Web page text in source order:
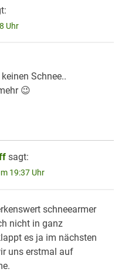
Uhr
Schnee..
😉
sagt:
19:37 Uhr
schneearmer
nicht in ganz
es ja im nächsten
uns erstmal auf